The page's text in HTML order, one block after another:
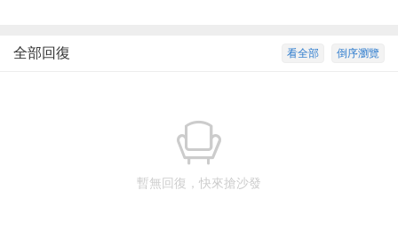
倒序瀏覽
看全部
全部回復
暫無回復，快來搶沙發